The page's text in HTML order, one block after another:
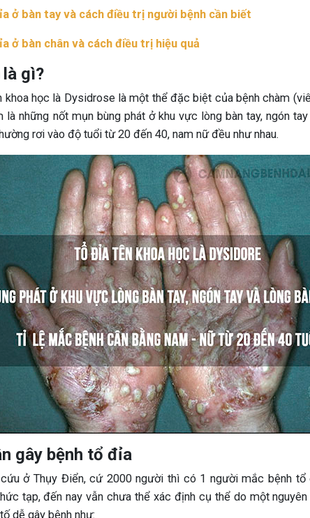
ở bàn tay và cách điều trị người bệnh cần biết
ở bàn chân và cách điều trị hiệu quả
gì?
khoa học là Dysidrose là một thể đặc biệt của bệnh chàm
những nốt mụn bùng phát ở khu vực lòng bàn tay, ngón
rơi vào độ tuổi từ 20 đến 40, nam nữ đều như nhau.
gây bệnh tổ đỉa
ở Thụy Điển, cứ 2000 người thì có 1 người mắc bệnh tổ
tạp, đến nay vẫn chưa thể xác định cụ thể do một nguyên
dễ gây bệnh như: